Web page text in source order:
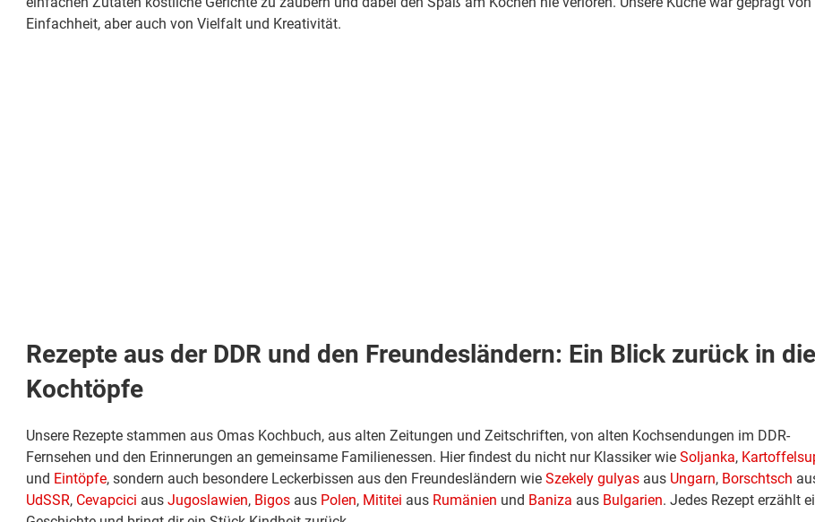
Einfachheit, aber auch von Vielfalt und Kreativität.
Rezepte aus der DDR und den Freundesländern: Ein Blick zurück in die
Kochtöpfe
Unsere Rezepte stammen aus Omas Kochbuch, aus alten Zeitungen und Zeitschriften, von alten Kochsendungen im DDR-
Fernsehen und den Erinnerungen an gemeinsame Familienessen. Hier findest du nicht nur Klassiker wie Soljanka,
und Eintöpfe, sondern auch besondere Leckerbissen aus den Freundesländern wie Szekely gulyas aus Ungarn, Borschtsch
UdSSR, Cevapcici aus Jugoslawien, Bigosaus Polen, Mititei aus Rumänien und Baniza aus Bulgarien. Jedes Rezept erzählt